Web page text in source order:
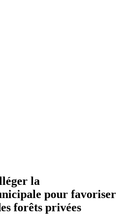
la
pour favoriser
forêts privées